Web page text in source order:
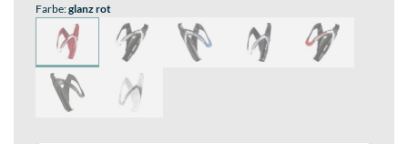
Farbe:glanz rot